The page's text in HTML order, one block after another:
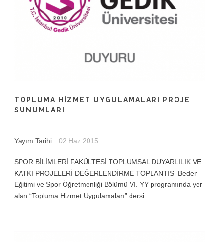
TOPLUMA HIZMET UYGULAMALARI PROJE
SUNUMLARI
Yayım Tarihi: 02 Haz 2015
SPOR BİLİMLERİ FAKÜLTESİ TOPLUMSAL DUYARLILIK VE
KATKI PROJELERİ DEĞERLENDİRME TOPLANTISI Beden
Eğitimi ve Spor Öğretmenliği Bölümü VI. YY programında yer
alan “Topluma Hizmet Uygulamaları” dersi…